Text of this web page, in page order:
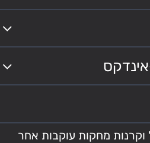
קרנות סל וקרנות מחקות עוקבות אחר